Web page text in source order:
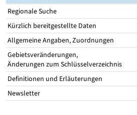
Regionale Suche
Kürzlich bereitgestellte Daten
Allgemeine Angaben, Zuordnungen
Gebietsveränderungen,
Änderungen zum Schlüsselverzeichnis
Definitionen und Erläuterungen
Newsletter